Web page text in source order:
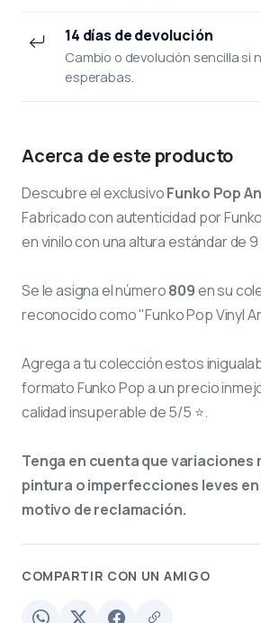
14 días de devolución
Cambio o devolución sencilla si
esperabas.
Acerca de este producto
Descubre el exclusivoFunko Pop
Fabricado con autenticidad por
en vinilo con una altura estándar de 9
Se le asigna el número809en su
reconocido como "Funko Pop Vinyl
Agrega a tu colección estos
formato Funko Pop a un precio
calidad insuperable de 5/5 ⭐.
Tenga en cuenta que variaciones
pintura o imperfecciones leves en
motivo de reclamación.
COMPARTIR CON UN AMIGO